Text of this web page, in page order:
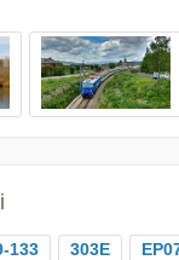
133 303E